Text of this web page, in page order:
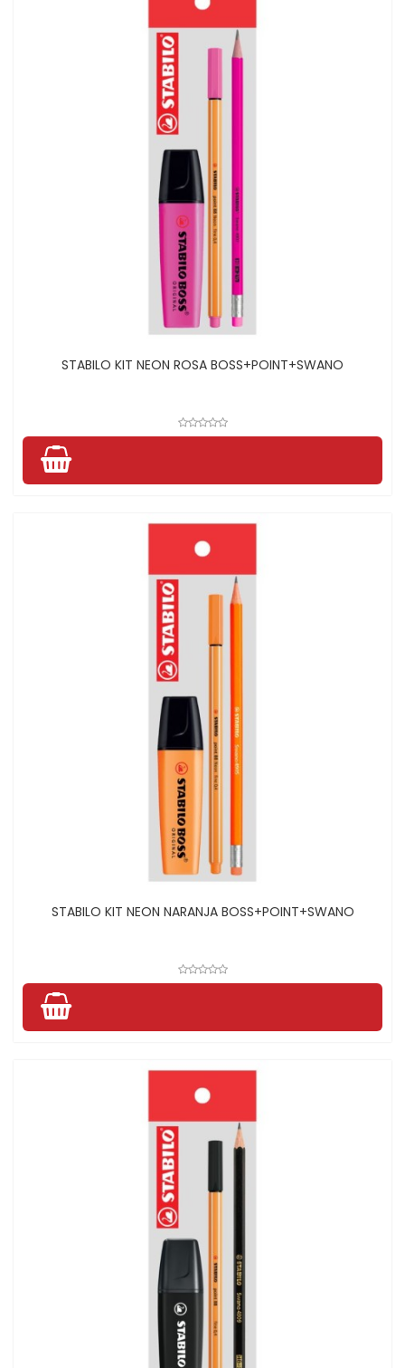
STABILO KIT NEON ROSA BOSS+POINT+SWANO
STABILO KIT NEON NARANJA BOSS+POINT+SWANO